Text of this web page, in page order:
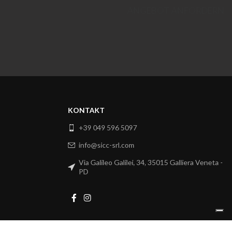
KONTAKT
+39 049 596 5097
info@sicc-srl.com
Via Galileo Galilei, 34, 35015 Galliera Veneta -
PD